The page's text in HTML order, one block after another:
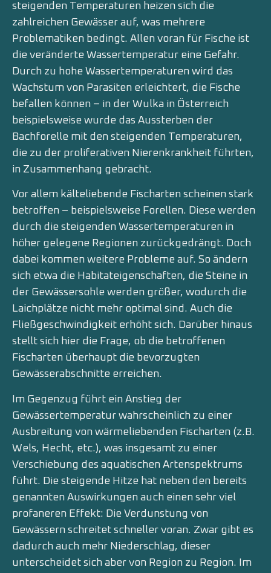
steigenden Temperaturen heizen sich die
zahlreichen Gewässer auf, was mehrere
Problematiken bedingt. Allen voran für Fische ist
die veränderte Wassertemperatur eine Gefahr.
Durch zu hohe Wassertemperaturen wird das
Wachstum von Parasiten erleichtert, die Fische
befallen können – in der Wulka in Österreich
beispielsweise wurde das Aussterben der
Bachforelle mit den steigenden Temperaturen,
die zu der proliferativen Nierenkrankheit führten,
in Zusammenhang gebracht.
Vor allem kälteliebende Fischarten scheinen stark
betroffen – beispielsweise Forellen. Diese werden
durch die steigenden Wassertemperaturen in
höher gelegene Regionen zurückgedrängt. Doch
dabei kommen weitere Probleme auf. So ändern
sich etwa die Habitateigenschaften, die Steine in
der Gewässersohle werden größer, wodurch die
Laichplätze nicht mehr optimal sind. Auch die
Fließgeschwindigkeit erhöht sich. Darüber hinaus
stellt sich hier die Frage, ob die betroffenen
Fischarten überhaupt die bevorzugten
Gewässerabschnitte erreichen.
Im Gegenzug führt ein Anstieg der
Gewässertemperatur wahrscheinlich zu einer
Ausbreitung von wärmeliebenden Fischarten (z.B.
Wels, Hecht, etc.), was insgesamt zu einer
Verschiebung des aquatischen Artenspektrums
führt. Die steigende Hitze hat neben den bereits
genannten Auswirkungen auch einen sehr viel
profaneren Effekt: Die Verdunstung von
Gewässern schreitet schneller voran. Zwar gibt es
dadurch auch mehr Niederschlag, dieser
unterscheidet sich aber von Region zu Region. Im